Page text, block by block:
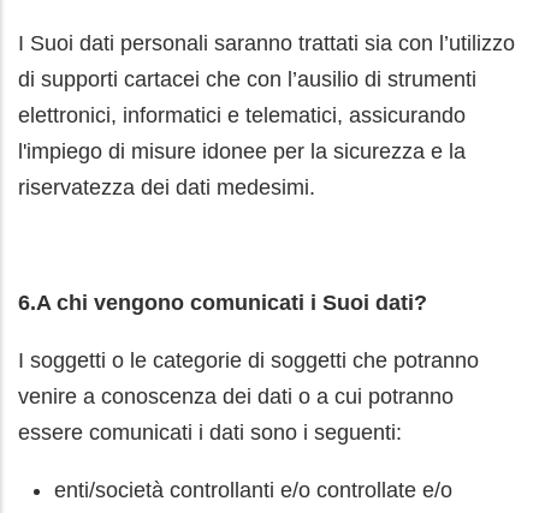
I Suoi dati personali saranno trattati sia con l’utilizzo
di supporti cartacei che con l’ausilio di strumenti
elettronici, informatici e telematici, assicurando
l'impiego di misure idonee per la sicurezza e la
riservatezza dei dati medesimi.
6.A chi vengono comunicati i Suoi dati?
I soggetti o le categorie di soggetti che potranno
venire a conoscenza dei dati o a cui potranno
essere comunicati i dati sono i seguenti:
enti/società controllanti e/o controllate e/o